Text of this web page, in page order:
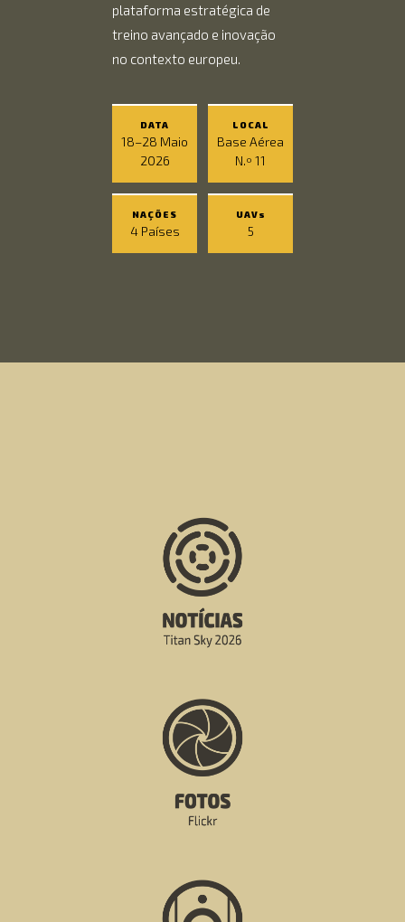
plataforma estratégica de
treino avançado e inovação
no contexto europeu.
DATA
18–28 Maio
2026
LOCAL
Base Aérea
N.º 11
NAÇÕES
4 Países
UAVs
5